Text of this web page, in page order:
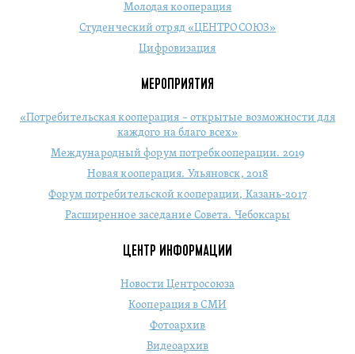
Молодая кооперация
Студенческий отряд «ЦЕНТРОСОЮЗ»
Цифровизация
МЕРОПРИЯТИЯ
«Потребительская кооперация – открытые возможности для
каждого на благо всех»
Международный форум потребкооперации. 2019
Новая кооперация. Ульяновск, 2018
Форум потребительской кооперации, Казань-2017
Расширенное заседание Совета. Чебоксары
ЦЕНТР ИНФОРМАЦИИ
Новости Центросоюза
Кооперация в СМИ
Фотоархив
Видеоархив